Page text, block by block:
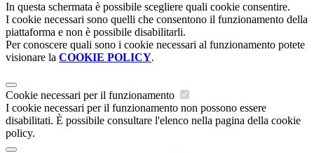
In questa schermata è possibile scegliere quali cookie consentire.
I cookie necessari sono quelli che consentono il funzionamento della
piattaforma e non è possibile disabilitarli.
Per conoscere quali sono i cookie necessari al funzionamento potete
visionare la COOKIE POLICY.
Cookie necessari per il funzionamento
I cookie necessari per il funzionamento non possono essere
disabilitati. È possibile consultare l'elenco nella pagina della cookie
policy.